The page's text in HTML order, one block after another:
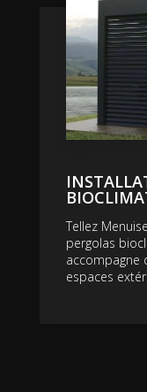
Tellez
pergolas
accompagne
espaces